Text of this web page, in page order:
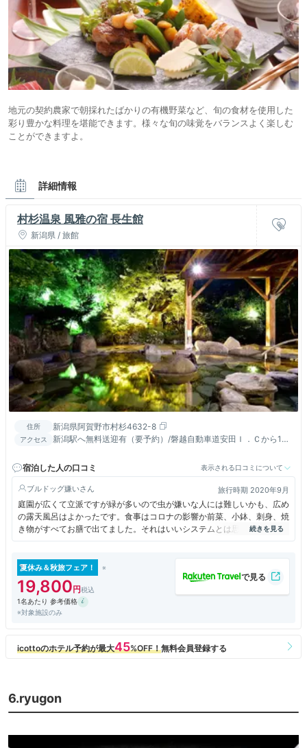
地元の契約農家で朝採れたばかりの有機野菜など、旬の食材を使用した
彩り豊かな料理を堪能できます。様々な旬の味覚をバランスよく楽しむ
ことができますよ。
詳細情報
村杉温泉 風雅の宿 長生館
新潟県 / 旅館
住所 新潟県阿賀野市村杉4632-8
アクセス
新潟駅へ無料送迎有（要予約）/磐越自動車道安田Ｉ．Ｃから10
宿泊した人の口コミ
表示される口コミについて
ブルドッグ嫌い 旅行時期 2020年9月
庭園が広くて立派ですが緑が多いので虫が嫌いな人には難しいかも、広め
の露天風呂はよかったです。食事はコロナの影響か前菜、小鉢、刺身、焼
き物がすべてお膳で出てました。それはいいシステムとは思いますが焼き
物が冷たいのだけはちょっと寂しいかな。ご飯は新潟だけあり美味しかっ
夏休み＆秋旅フェア！
19,800
1名あたり 参考価格
※対象施設のみ
6.ryugon